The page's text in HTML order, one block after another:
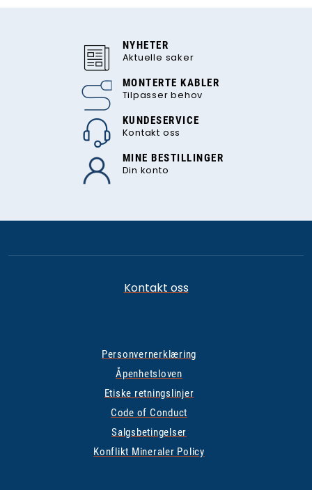
NYHETER
Aktuelle saker
MONTERTE KABLER
Tilpasser behov
KUNDESERVICE
Kontakt oss
MINE BESTILLINGER
Din konto
Kontakt oss
Personvernerklæring
Åpenhetsloven
Etiske retningslinjer
Code of Conduct
Salgsbetingelser
Konflikt Mineraler Policy